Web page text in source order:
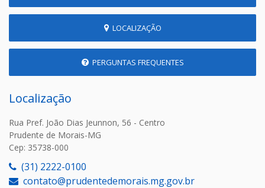
LOCALIZAÇÃO
PERGUNTAS FREQUENTES
Localização
Rua Pref. João Dias Jeunnon, 56 - Centro
Prudente de Morais-MG
Cep: 35738-000
(31) 2222-0100
contato@prudentedemorais.mg.gov.br